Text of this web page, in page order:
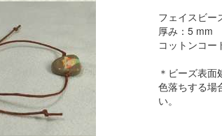
フェイスビー
厚み：5 mm
コットンコー
＊ビーズ表
色落ちする場
い。